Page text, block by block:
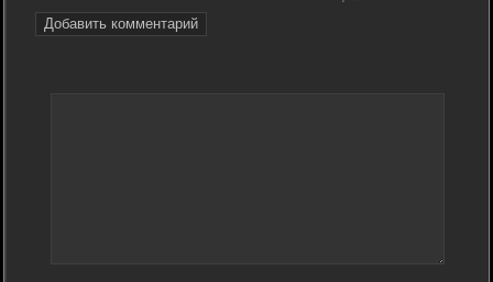
Добавить комментарий